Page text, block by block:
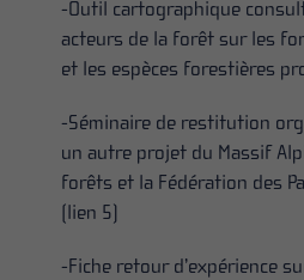
-Outil cartographique
acteurs de la forêt sur les
et les espèces forestières
-Séminaire de restitution
un autre projet du Massif
forêts et la Fédération des
(lien 5)
-Fiche retour d’expérience